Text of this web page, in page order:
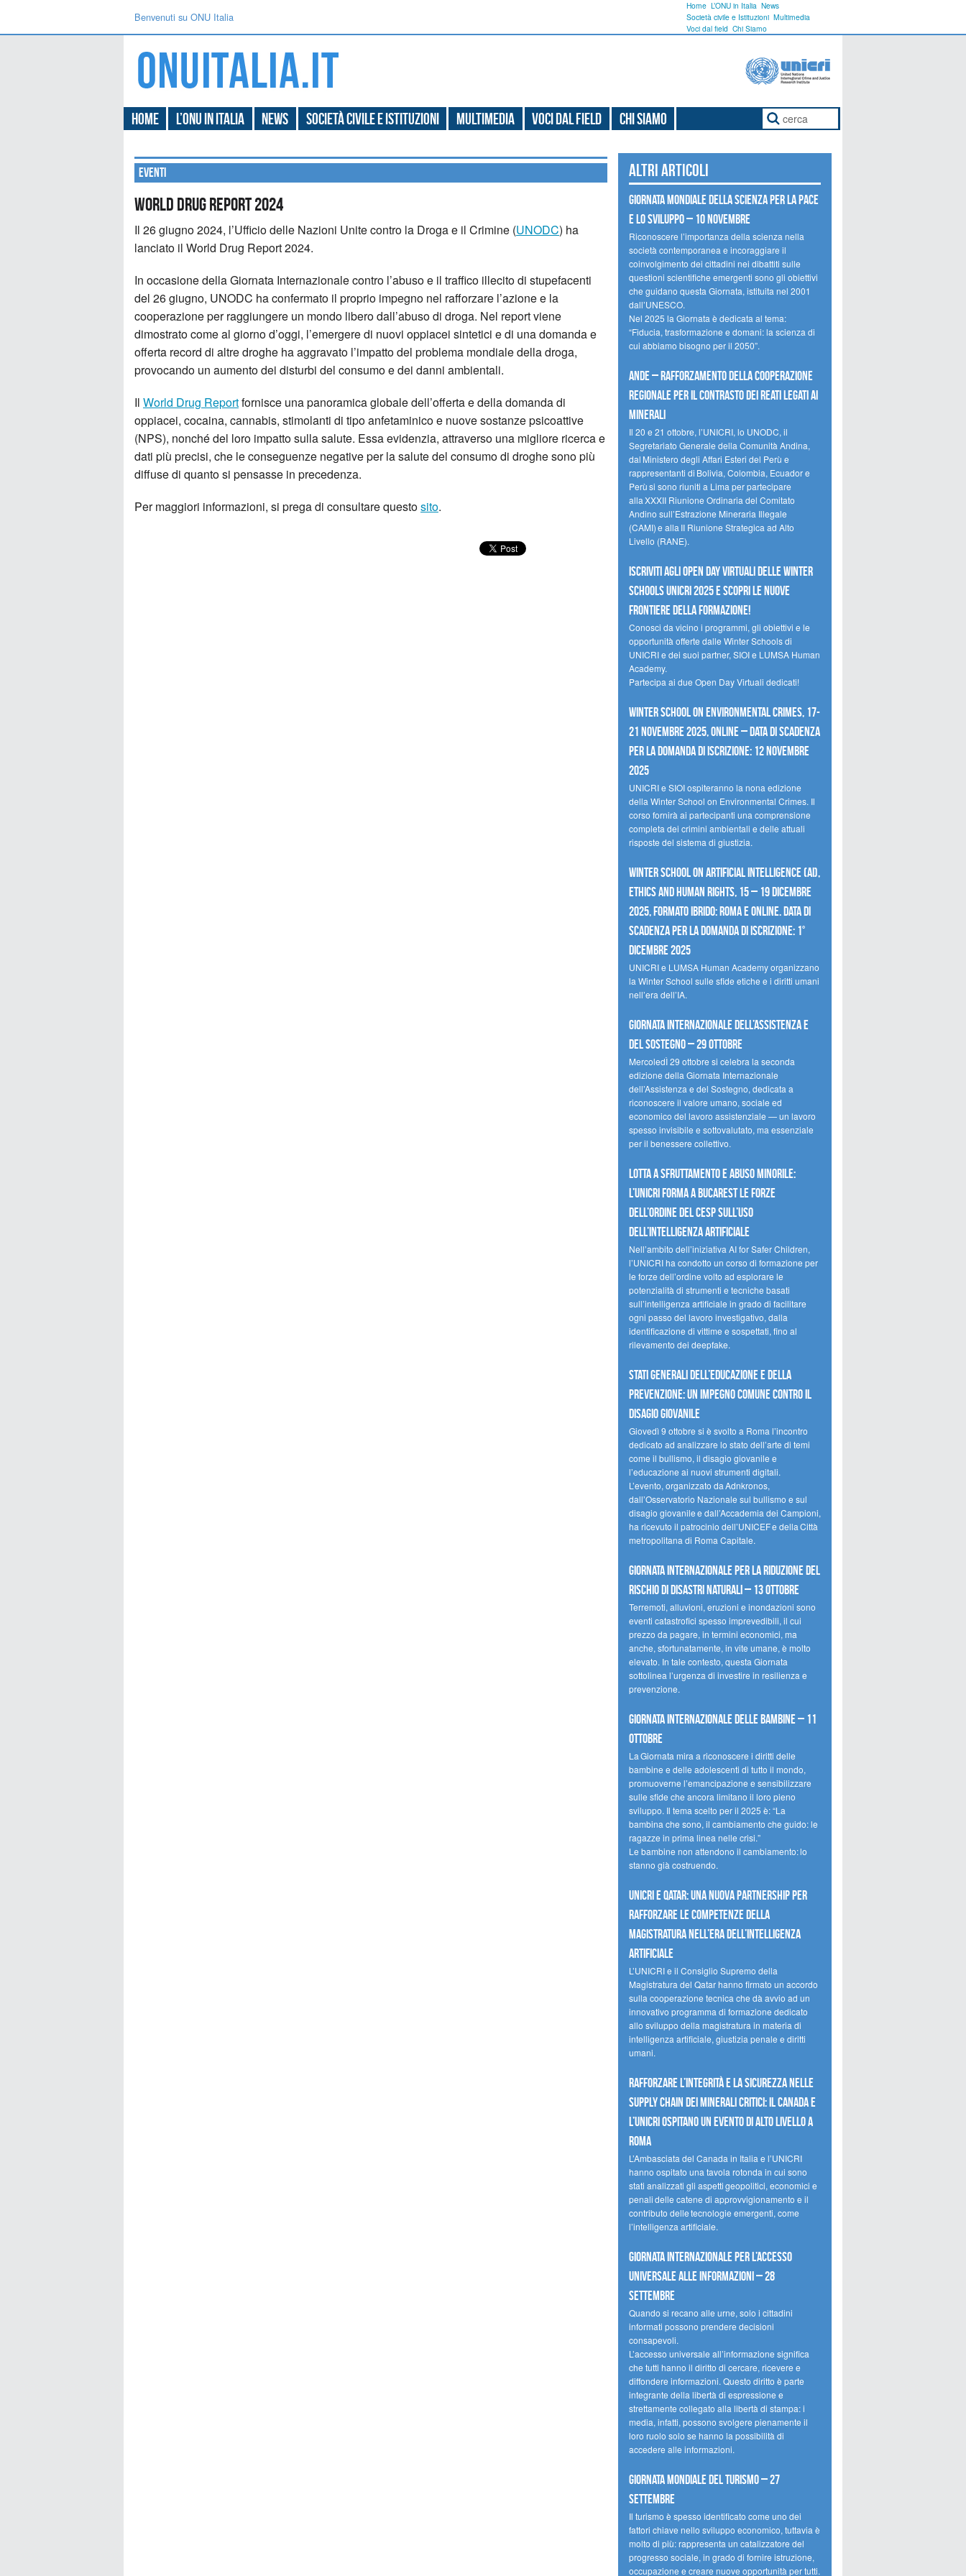
Benvenuti su ONU Italia
Home L’ONU in Italia News
Società civile e Istituzioni Multimedia
Voci dal field Chi Siamo
Home L’ONU in Italia News Società civile e Istituzioni Multimedia Voci dal field Chi Siamo
Eventi
World Drug Report 2024
Il 26 giugno 2024, l’Ufficio delle Nazioni Unite contro la Droga e il Crimine (UNODC) ha
lanciato il World Drug Report 2024.
In occasione della Giornata Internazionale contro l’abuso e il traffico illecito di stupefacenti
del 26 giugno, UNODC ha confermato il proprio impegno nel rafforzare l’azione e la
cooperazione per raggiungere un mondo libero dall’abuso di droga. Nel report viene
dimostrato come al giorno d’oggi, l’emergere di nuovi oppiacei sintetici e di una domanda e
offerta record di altre droghe ha aggravato l’impatto del problema mondiale della droga,
provocando un aumento dei disturbi del consumo e dei danni ambientali.
Il World Drug Reportfornisce una panoramica globale dell’offerta e della domanda di
oppiacei, cocaina, cannabis, stimolanti di tipo anfetaminico e nuove sostanze psicoattive
(NPS), nonché del loro impatto sulla salute. Essa evidenzia, attraverso una migliore ricerca e
dati più precisi, che le conseguenze negative per la salute del consumo di droghe sono più
diffuse di quanto si pensasse in precedenza.
Per maggiori informazioni, si prega di consultare questosito.
Altri articoli
Giornata mondiale della scienza per la pace
e lo sviluppo – 10 novembre
Riconoscere l’importanza della scienza nella
società contemporanea e incoraggiare il
coinvolgimento dei cittadini nei dibattiti sulle
questioni scientifiche emergenti sono gli obiettivi
che guidano questa Giornata, istituita nel 2001
dall’UNESCO.
Nel 2025 la Giornata è dedicata al tema:
“Fiducia, trasformazione e domani: la scienza di
cui abbiamo bisogno per il 2050”.
Ande – Rafforzamento della cooperazione
regionale per il contrasto dei reati legati ai
minerali
Il 20 e 21 ottobre, l’UNICRI, lo UNODC, il
Segretariato Generale della Comunità Andina,
dal Ministero degli Affari Esteri del Perù e
rappresentanti di Bolivia, Colombia, Ecuador e
Perù si sono riuniti a Lima per partecipare
alla XXXII Riunione Ordinaria del Comitato
Andino sull’Estrazione Mineraria Illegale
(CAMI) e alla II Riunione Strategica ad Alto
Livello (RANE).
Iscriviti agli Open Day Virtuali delle Winter
Schools UNICRI 2025 e scopri le nuove
frontiere della formazione!
Conosci da vicino i programmi, gli obiettivi e le
opportunità offerte dalle Winter Schools di
UNICRI e dei suoi partner, SIOI e LUMSA Human
Academy.
Partecipa ai due Open Day Virtuali dedicati!
Winter School on Environmental Crimes, 17-
21 novembre 2025, Online – Data di scadenza
per la domanda di iscrizione: 12 novembre
2025
UNICRI e SIOI ospiteranno la nona edizione
della Winter School on Environmental Crimes. Il
corso fornirà ai partecipanti una comprensione
completa dei crimini ambientali e delle attuali
risposte del sistema di giustizia.
Winter School on Artificial Intelligence (AI),
Ethics and Human Rights, 15 – 19 dicembre
2025, Formato Ibrido: Roma e online. Data di
scadenza per la domanda di iscrizione: 1°
dicembre 2025
UNICRI e LUMSA Human Academy organizzano
la Winter School sulle sfide etiche e i diritti umani
nell’era dell’IA.
Giornata internazionale dell’assistenza e
del sostegno – 29 ottobre
MercoledÌ 29 ottobre si celebra la seconda
edizione della Giornata Internazionale
dell’Assistenza e del Sostegno, dedicata a
riconoscere il valore umano, sociale ed
economico del lavoro assistenziale — un lavoro
spesso invisibile e sottovalutato, ma essenziale
per il benessere collettivo.
Lotta a sfruttamento e abuso minorile:
l’UNICRI forma a Bucarest le forze
dell’ordine del CESP sull’uso
dell’Intelligenza Artificiale
Nell’ambito dell’iniziativa AI for Safer Children,
l’UNICRI ha condotto un corso di formazione per
le forze dell’ordine volto ad esplorare le
potenzialità di strumenti e tecniche basati
sull’intelligenza artificiale in grado di facilitare
ogni passo del lavoro investigativo, dalla
identificazione di vittime e sospettati, fino al
rilevamento dei deepfake.
Stati Generali dell’Educazione e della
Prevenzione: un impegno comune contro il
disagio giovanile
Giovedì 9 ottobre si è svolto a Roma l’incontro
dedicato ad analizzare lo stato dell’arte di temi
come il bullismo, il disagio giovanile e
l’educazione ai nuovi strumenti digitali.
L’evento, organizzato da Adnkronos,
dall’Osservatorio Nazionale sul bullismo e sul
disagio giovanile e dall’Accademia dei Campioni,
ha ricevuto il patrocinio dell’UNICEF e della Città
metropolitana di Roma Capitale.
Giornata internazionale per la riduzione del
rischio di disastri naturali – 13 ottobre
Terremoti, alluvioni, eruzioni e inondazioni sono
eventi catastrofici spesso imprevedibili, il cui
prezzo da pagare, in termini economici, ma
anche, sfortunatamente, in vite umane, è molto
elevato. In tale contesto, questa Giornata
sottolinea l’urgenza di investire in resilienza e
prevenzione.
Giornata internazionale delle bambine – 11
ottobre
La Giornata mira a riconoscere i diritti delle
bambine e delle adolescenti di tutto il mondo,
promuoverne l’emancipazione e sensibilizzare
sulle sfide che ancora limitano il loro pieno
sviluppo. Il tema scelto per il 2025 è: “La
bambina che sono, il cambiamento che guido: le
ragazze in prima linea nelle crisi.”
Le bambine non attendono il cambiamento: lo
stanno già costruendo.
UNICRI e Qatar: una nuova partnership per
rafforzare le competenze della
magistratura nell’era dell’intelligenza
artificiale
L’UNICRI e il Consiglio Supremo della
Magistratura del Qatar hanno firmato un accordo
sulla cooperazione tecnica che dà avvio ad un
innovativo programma di formazione dedicato
allo sviluppo della magistratura in materia di
intelligenza artificiale, giustizia penale e diritti
umani.
Rafforzare l’integrità e la sicurezza nelle
supply chain dei minerali critici: il Canada e
l’UNICRI ospitano un evento di alto livello a
Roma
L’Ambasciata del Canada in Italia e l’UNICRI
hanno ospitato una tavola rotonda in cui sono
stati analizzati gli aspetti geopolitici, economici e
penali delle catene di approvvigionamento e il
contributo delle tecnologie emergenti, come
l’intelligenza artificiale.
Giornata internazionale per l’accesso
universale alle informazioni – 28
settembre
Quando si recano alle urne, solo i cittadini
informati possono prendere decisioni
consapevoli.
L’accesso universale all’informazione significa
che tutti hanno il diritto di cercare, ricevere e
diffondere informazioni. Questo diritto è parte
integrante della libertà di espressione e
strettamente collegato alla libertà di stampa: i
media, infatti, possono svolgere pienamente il
loro ruolo solo se hanno la possibilità di
accedere alle informazioni.
Giornata mondiale del turismo – 27
settembre
Il turismo è spesso identificato come uno dei
fattori chiave nello sviluppo economico, tuttavia è
molto di più: rappresenta un catalizzatore del
progresso sociale, in grado di fornire istruzione,
occupazione e creare nuove opportunità per tutti.